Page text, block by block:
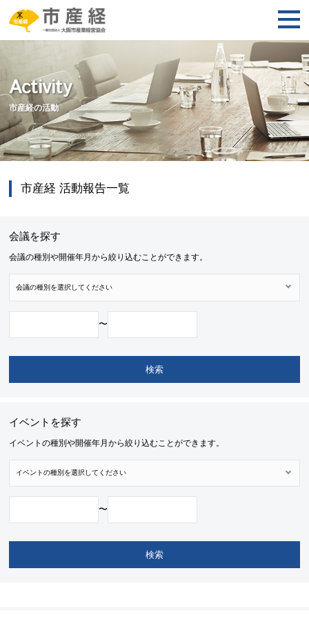
Activity
市産経の活動
市産経 活動報告一覧
会議を探す
会議の種別や開催年月から絞り込むことができます。
〜
イベントを探す
イベントの種別や開催年月から絞り込むことができます。
〜